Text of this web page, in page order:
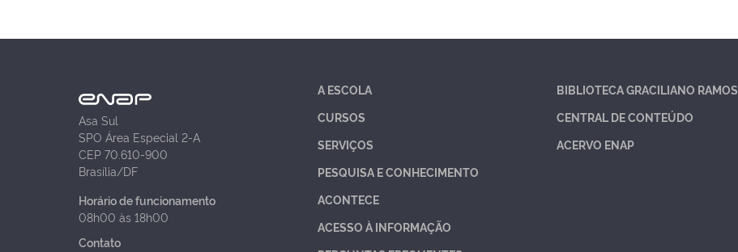
Asa Sul
SPO Área Especial 2-A
CEP 70.610-900
Brasília/DF
Horário de funcionamento
08h00 às 18h00
Contato
A ESCOLA
CURSOS
SERVIÇOS
PESQUISA E CONHECIMENTO
ACONTECE
ACESSO À INFORMAÇÃO
BIBLIOTECA GRACILIANO RAMOS
CENTRAL DE CONTEÚDO
ACERVO ENAP